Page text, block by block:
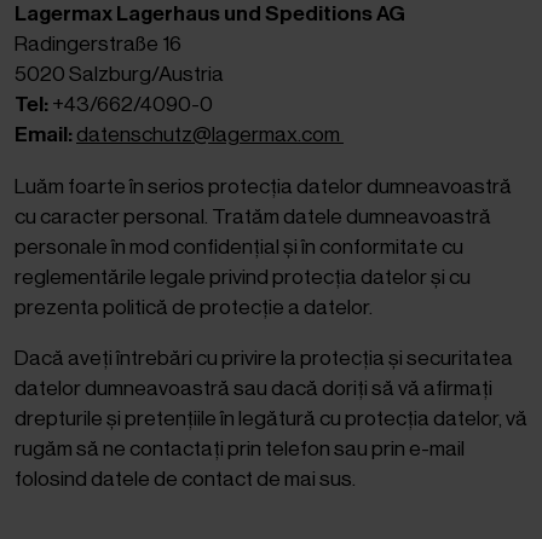
Lagermax Lagerhaus und Speditions AG
Radingerstraße 16
5020 Salzburg/Austria
Tel: +43/662/4090-0
Email: datenschutz@lagermax.com
Luăm foarte în serios protecția datelor dumneavoastră
cu caracter personal. Tratăm datele dumneavoastră
personale în mod confidențial și în conformitate cu
reglementările legale privind protecția datelor și cu
prezenta politică de protecție a datelor.
Dacă aveți întrebări cu privire la protecția și securitatea
datelor dumneavoastră sau dacă doriți să vă afirmați
drepturile și pretențiile în legătură cu protecția datelor, vă
rugăm să ne contactați prin telefon sau prin e-mail
folosind datele de contact de mai sus.